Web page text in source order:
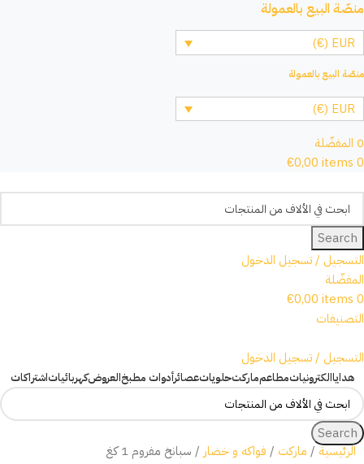
منصّة البيع بالعمولة
EUR (€)
منصّة البيع بالعمولة
EUR (€)
0 المفضّلة
0
items
€0,00
Search
التسجيل / تسجيل الدخول
المفضّلة
0
items
€0,00
التصنيفات
التسجيل / تسجيل الدخول
هداياالكترونياتمطاعمماركتحلوياتعصائرأدوات مطبخالعروضكهربائياتاشتراكات
Search
الرئيسية
ماركت فواكه و خضار سبانخ مفروم 1 كغ